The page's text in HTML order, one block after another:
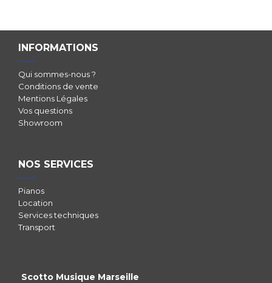
INFORMATIONS
Qui sommes-nous ?
Conditions de vente
Mentions Légales
Vos questions
Showroom
NOS SERVICES
Pianos
Location
Services techniques
Transport
Scotto Musique Marseille